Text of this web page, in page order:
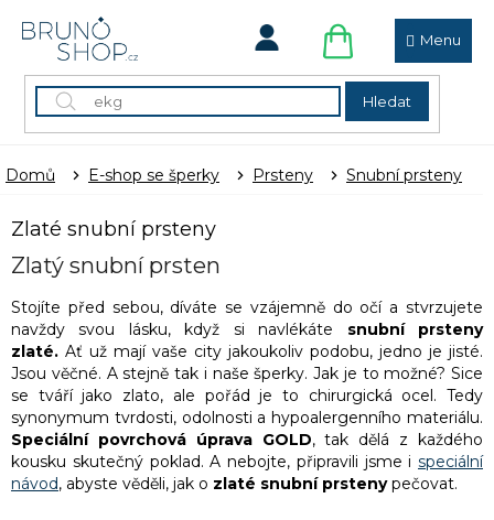
Hledat
NÁKUPNÍ
KOŠÍK
Domů E-shop se šperky Prsteny Snubní prsteny
Zlaté snubní prsteny
Zlatý snubní prsten
Stojíte před sebou, díváte se vzájemně do očí a stvrzujete
navždy svou lásku, když si navlékáte snubní prsteny
zlaté. Ať už mají vaše city jakoukoliv podobu, jedno je jisté.
Jsou věčné. A stejně tak i naše šperky. Jak je to možné? Sice
se tváří jako zlato, ale pořád je to chirurgická ocel. Tedy
synonymum tvrdosti, odolnosti a hypoalergenního materiálu.
Speciální povrchová úprava GOLD, tak dělá z každého
kousku skutečný poklad. A nebojte, připravili jsme i speciální
návod, abyste věděli, jak o zlaté snubní prstenypečovat.